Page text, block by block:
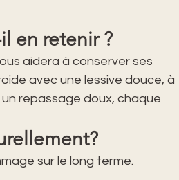
en retenir ?
aidera à conserver ses
avec une lessive douce, à
repassage doux, chaque
sur le long terme.